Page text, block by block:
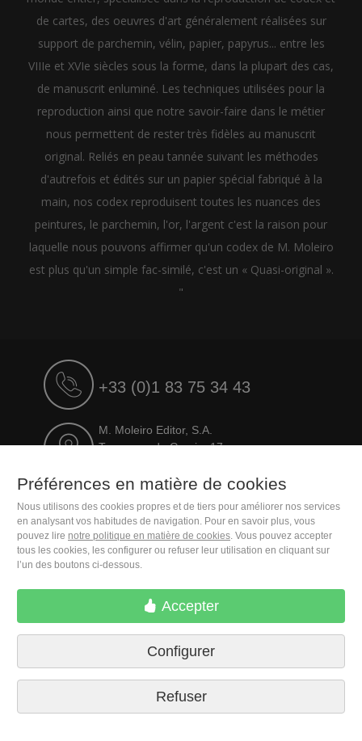
de cartes, des oeuvres d'art généralement réalisées sur
support de parchemin, vélin, papier, papyrus... entre les
VIIIe et XVIe siècles sous la forme, dans la plupart des cas,
de manuscrit enluminé. Les techniques utilisées pour la
reproduction ainsi que notre savoir-faire dans le métier
nous permettent de rester très fidèles au manuscrit
original. Reliés en peau tannée suivant les méthodes
d'autrefois et édités sur un papier spécial fabriqué à la
main, nos codex reproduisent toutes les nuances des
peintures, le parchemin, l'or, l'argent c'est la raison pour
laquelle nous pouvons affirmer qu'un codex de M. Moleiro
est plus qu'un simple fac-similé, c'est un « Quasi-original ».
"
+33 (0)1 83 75 34 43
M. Moleiro Editor, S.A.
Travesera de Gracia, 17
Politique de confidentialité
Contactez nous
Préférences en matière de cookies
Nous utilisons des cookies propres et de tiers pour améliorer nos services
en analysant vos habitudes de navigation. Pour en savoir plus, vous
pouvez lire notre politique en matière de cookies. Vous pouvez accepter
tous les cookies, les configurer ou refuser leur utilisation en cliquant sur
l’un des boutons ci-dessous.
Accepter
Configurer
Refuser